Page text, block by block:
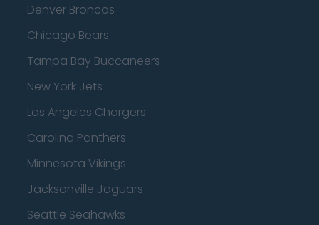
Denver Broncos
Chicago Bears
Tampa Bay Buccaneers
New York Jets
Los Angeles Chargers
Carolina Panthers
Minnesota Vikings
Jacksonville Jaguars
Seattle Seahawks